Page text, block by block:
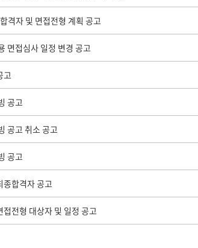
격자 및 면접전형 계획 공고
면접심사 일정 변경 공고
고
공고
공고 취소 공고
공고
합격자 공고
전형 대상자 및 일정 공고